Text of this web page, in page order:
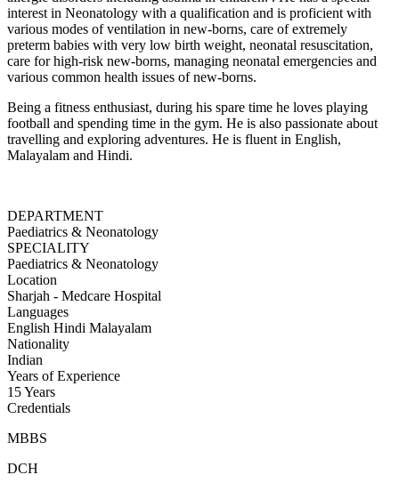
interest in Neonatology with a qualification and is proficient with
various modes of ventilation in new-borns, care of extremely
preterm babies with very low birth weight, neonatal resuscitation,
care for high-risk new-borns, managing neonatal emergencies and
various common health issues of new-borns.
Being a fitness enthusiast, during his spare time he loves playing
football and spending time in the gym. He is also passionate about
travelling and exploring adventures. He is fluent in English,
Malayalam and Hindi.
DEPARTMENT
Paediatrics & Neonatology
SPECIALITY
Paediatrics & Neonatology
Location
Sharjah - Medcare Hospital
Languages
English Hindi Malayalam
Nationality
Indian
Years of Experience
15 Years
Credentials
MBBS
DCH